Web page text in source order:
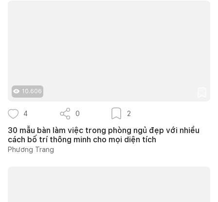
10.606
4 0 2
30 mẫu bàn làm việc trong phòng ngủ đẹp với nhiều
cách bố trí thông minh cho mọi diện tích
Phương Trang